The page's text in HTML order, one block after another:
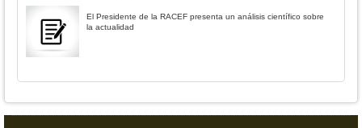
El Presidente de la RACEF presenta un análisis científico sobre
la actualidad